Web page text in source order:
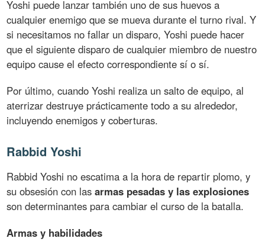
Yoshi puede lanzar también uno de sus huevos a
cualquier enemigo que se mueva durante el turno rival. Y
si necesitamos no fallar un disparo, Yoshi puede hacer
que el siguiente disparo de cualquier miembro de nuestro
equipo cause el efecto correspondiente sí o sí.
Por último, cuando Yoshi realiza un salto de equipo, al
aterrizar destruye prácticamente todo a su alrededor,
incluyendo enemigos y coberturas.
Rabbid Yoshi
Rabbid Yoshi no escatima a la hora de repartir plomo, y
su obsesión con lasarmas pesadas y las explosiones
son determinantes para cambiar el curso de la batalla.
Armas y habilidades